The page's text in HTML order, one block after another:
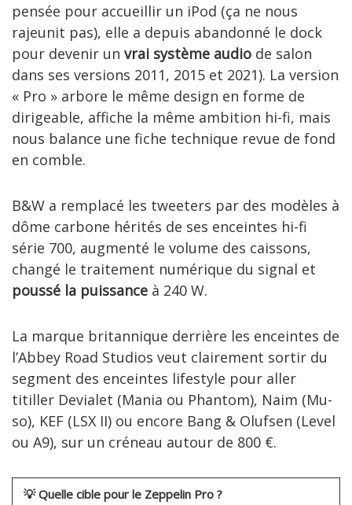
pensée pour accueillir un iPod (ça ne nous
rajeunit pas), elle a depuis abandonné le dock
pour devenir un vrai système audio de salon
dans ses versions 2011, 2015 et 2021). La version
« Pro » arbore le même design en forme de
dirigeable, affiche la même ambition hi-fi, mais
nous balance une fiche technique revue de fond
en comble.
B&W a remplacé les tweeters par des modèles à
dôme carbone hérités de ses enceintes hi-fi
série 700, augmenté le volume des caissons,
changé le traitement numérique du signal et
poussé la puissance à 240 W.
La marque britannique derrière les enceintes de
l’Abbey Road Studios veut clairement sortir du
segment des enceintes lifestyle pour aller
titiller Devialet (Mania ou Phantom), Naim (Mu-
so), KEF (LSX II) ou encore Bang & Olufsen (Level
ou A9), sur un créneau autour de 800 €.
💡Quelle cible pour le Zeppelin Pro ?